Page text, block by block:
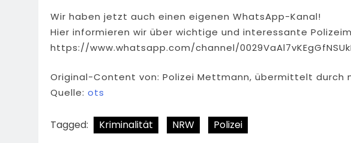
Wir haben jetzt auch einen eigenen WhatsApp-Kanal!
Hier informieren wir über wichtige und interessante
https://www.whatsapp.com/channel/
Original-Content von: Polizei Mettmann, übermittelt durch
Quelle: ots
Tagged: Kriminalität NRW Polizei